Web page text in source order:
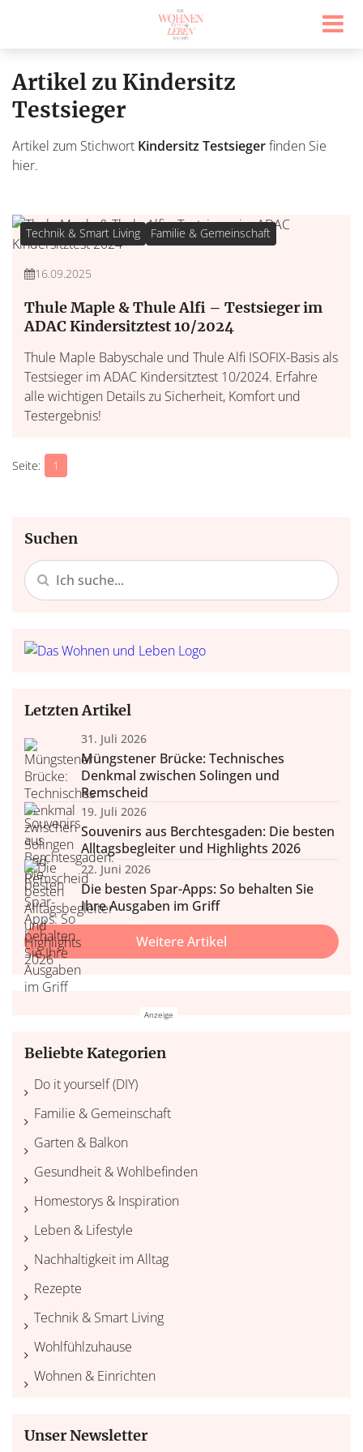
Artikel zu Kindersitz
Testsieger
Artikel zum Stichwort Kindersitz Testsiegerfinden Sie
hier.
Technik & Smart Living Familie & Gemeinschaft
16.09.2025
Thule Maple & Thule Alfi – Testsieger im
ADAC Kindersitztest 10/2024
Thule Maple Babyschale und Thule Alfi ISOFIX-Basis als
Testsieger im ADAC Kindersitztest 10/2024. Erfahre
alle wichtigen Details zu Sicherheit, Komfort und
Testergebnis!
1
Suchen
Letzten Artikel
31. Juli 2026
Müngstener Brücke: Technisches
Denkmal zwischen Solingen und
Remscheid
19. Juli 2026
Souvenirs aus Berchtesgaden: Die besten
Alltagsbegleiter und Highlights 2026
22. Juni 2026
Die besten Spar-Apps: So behalten Sie
Ihre Ausgaben im Griff
Weitere Artikel
Beliebte Kategorien
Do it yourself (DIY)
Familie & Gemeinschaft
Garten & Balkon
Gesundheit & Wohlbefinden
Homestorys & Inspiration
Leben & Lifestyle
Nachhaltigkeit im Alltag
Rezepte
Technik & Smart Living
Wohlfühlzuhause
Wohnen & Einrichten
Unser Newsletter